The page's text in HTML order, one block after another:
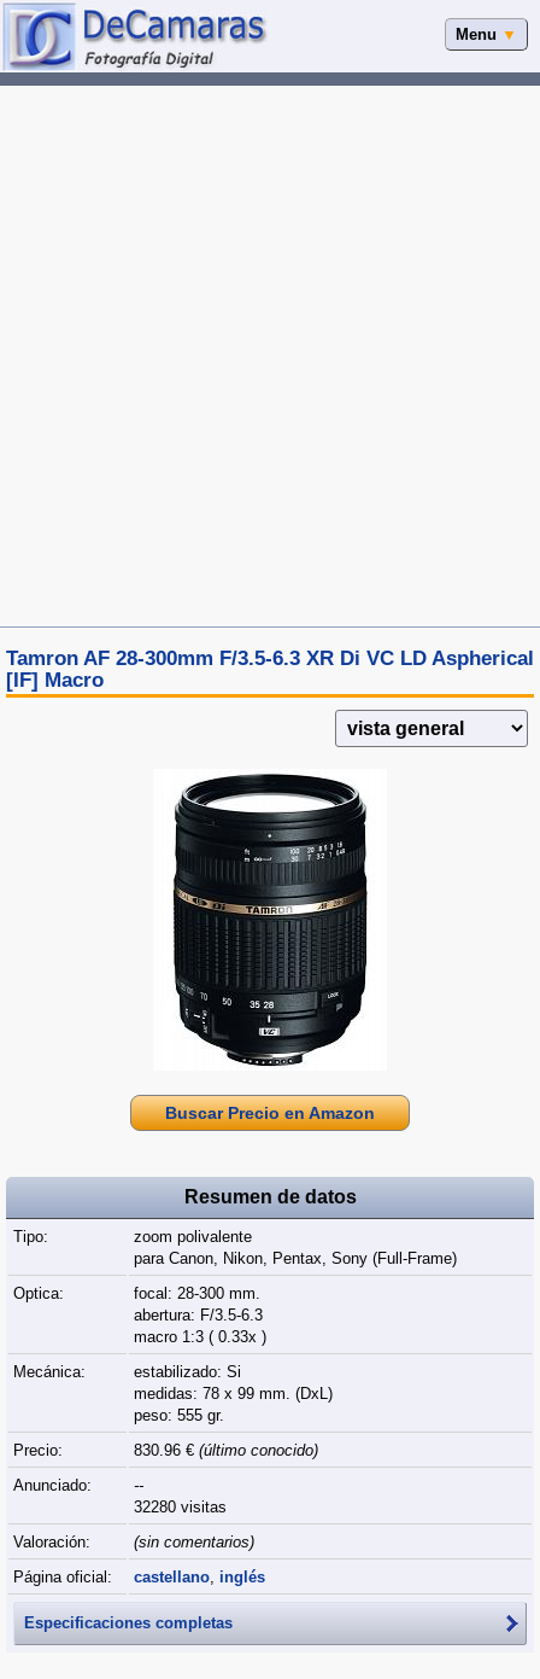
Menu ▼
Tamron AF 28-300mm F/3.5-6.3 XR Di VC LD Aspherical
[IF] Macro
Buscar Precio en Amazon
Resumen de datos
Tipo:
zoom polivalente
para Canon, Nikon, Pentax, Sony (Full‑Frame)
Optica:
focal: 28-300 mm.
abertura: F/3.5-6.3
macro 1:3 ( 0.33x )
Mecánica:
estabilizado: Si
medidas: 78 x 99 mm. (DxL)
peso: 555 gr.
Precio:
830.96 € (último conocido)
Anunciado:
--
32280 visitas
Valoración:
(sin comentarios)
Página oficial:
castellano, inglés
Especificaciones completas